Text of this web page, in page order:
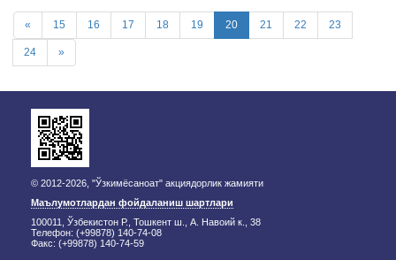
« 15 16 17 18 19 20 21 22 23
24 »
© 2012-2026, "Ўзкимёсаноат" акциядорлик жамияти
Маълумотлардан фойдаланиш шартлари
100011, Ўзбекистон Р., Тошкент ш., А. Навоий к., 38
Телефон: (+99878) 140-74-08
Факс: (+99878) 140-74-59